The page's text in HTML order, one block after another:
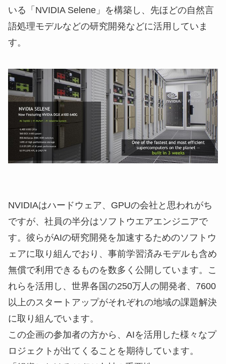
いる「NVIDIA Selene」を構築し、先ほどの自然言
語処理モデルなどの研究開発などに活用していま
す。
NVIDIAはハードウェア、GPUの会社と思われがち
ですが、社員の半分はソフトウエアエンジニアで
す。彼らがAIの研究開発を加速するためのソフトウ
ェアに取り組んでおり、事前学習済みモデルも含め
無償で利用できるものを数多く公開しています。こ
れらを活用し、世界各国の250万人の開発者、7600
以上のスタートアップがそれぞれの地域の課題解決
に取り組んでいます。
この企画の参加者の方から、AIを活用した様々なプ
ロジェクトが出てくることを期待しています。